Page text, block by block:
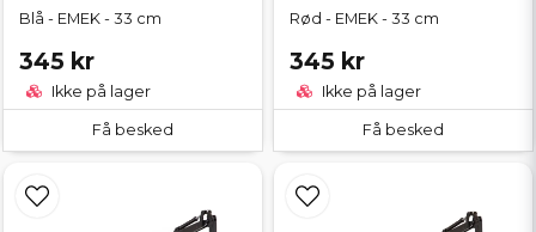
Blå - EMEK - 33 cm
345 kr
Ikke på lager
Få besked
Rød - EMEK - 33 cm
345 kr
Ikke på lager
Få besked